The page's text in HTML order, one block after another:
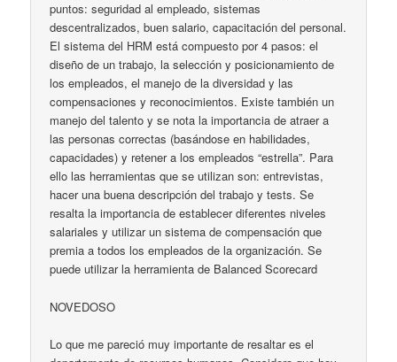
puntos: seguridad al empleado, sistemas
descentralizados, buen salario, capacitación del personal.
El sistema del HRM está compuesto por 4 pasos: el
diseño de un trabajo, la selección y posicionamiento de
los empleados, el manejo de la diversidad y las
compensaciones y reconocimientos. Existe también un
manejo del talento y se nota la importancia de atraer a
las personas correctas (basándose en habilidades,
capacidades) y retener a los empleados “estrella”. Para
ello las herramientas que se utilizan son: entrevistas,
hacer una buena descripción del trabajo y tests. Se
resalta la importancia de establecer diferentes niveles
salariales y utilizar un sistema de compensación que
premia a todos los empleados de la organización. Se
puede utilizar la herramienta de Balanced Scorecard
NOVEDOSO
Lo que me pareció muy importante de resaltar es el